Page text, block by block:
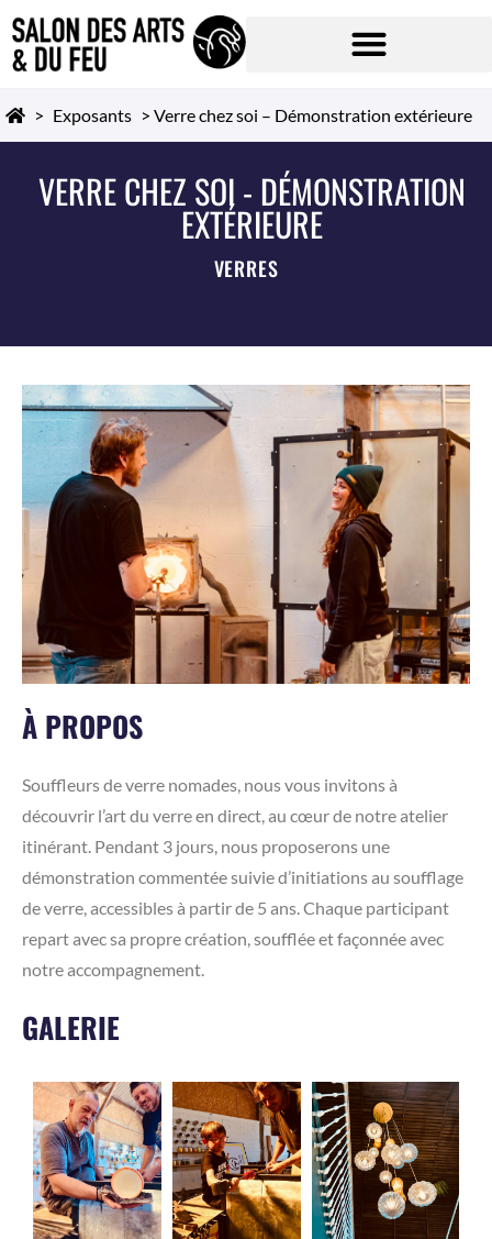
> Exposants > Verre chez soi – Démonstration extérieure
VERRE CHEZ SOI - DÉMONSTRATION
EXTÉRIEURE
VERRES
À PROPOS
Souffleurs de verre nomades, nous vous invitons à
découvrir l’art du verre en direct, au cœur de notre atelier
itinérant. Pendant 3 jours, nous proposerons une
démonstration commentée suivie d’initiations au soufflage
de verre, accessibles à partir de 5 ans. Chaque participant
repart avec sa propre création, soufflée et façonnée avec
notre accompagnement.
GALERIE